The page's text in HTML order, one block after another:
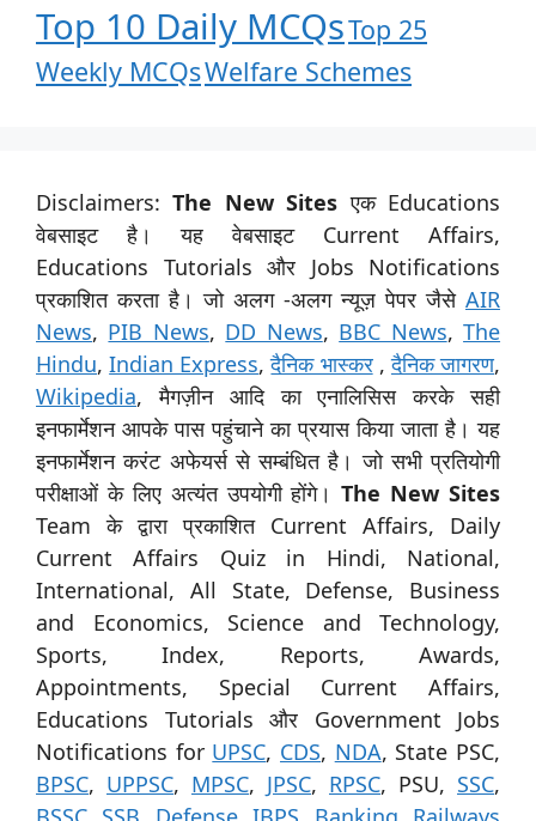
Top 10 Daily MCQsTop 25
Weekly MCQsWelfare Schemes
Disclaimers:The New Sites एक Educations
वेबसाइट है। यह वेबसाइट Current Affairs,
Educations Tutorials और Jobs Notifications
प्रकाशित करता है। जो अलग -अलग न्यूज़ पेपर जैसे AIR
News, PIB News, DD News, BBC News,The
Hindu,Indian Express,दैनिक भास्कर,दैनिक जागरण,
Wikipedia, मैगज़ीन आदि का एनालिसिस करके सही
इनफार्मेशन आपके पास पहुंचाने का प्रयास किया जाता है। यह
इनफार्मेशन करंट अफेयर्स से सम्बंधित है। जो सभी प्रतियोगी
परीक्षाओं के लिए अत्यंत उपयोगी होंगे।The New Sites
Team के द्वारा प्रकाशित Current Affairs, Daily
Current Affairs Quiz in Hindi, National,
International, All State, Defense, Business
and Economics, Science and Technology,
Sports, Index, Reports, Awards,
Appointments, Special Current Affairs,
Educations Tutorials और Government Jobs
Notifications for UPSC, CDS, NDA, State PSC,
BPSC, UPPSC, MPSC, JPSC, RPSC, PSU, SSC,